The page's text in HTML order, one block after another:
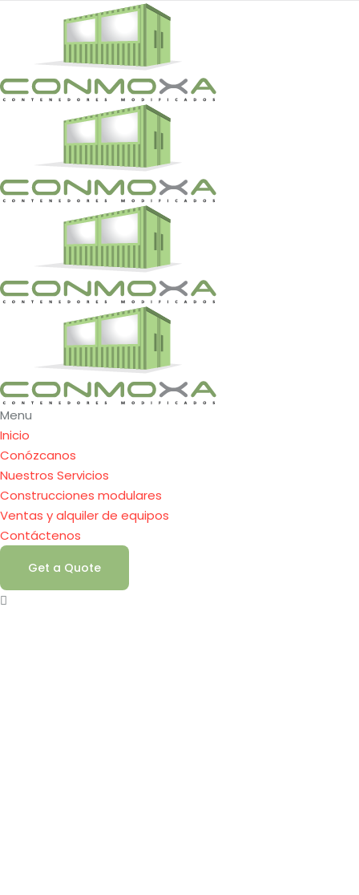
Menu
Inicio
Conózcanos
Nuestros Servicios
Construcciones modulares
Ventas y alquiler de equipos
Contáctenos
Get a Quote